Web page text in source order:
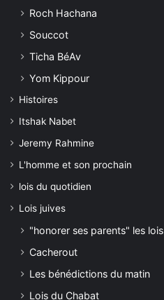
Roch Hachana
Souccot
Ticha BéAv
Yom Kippour
Histoires
Itshak Nabet
Jeremy Rahmine
L'homme et son prochain
lois du quotidien
Lois juives
"honorer ses parents" les lois
Cacherout
Les bénédictions du matin
Lois du Chabat